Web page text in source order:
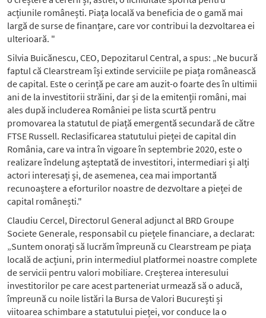
acțiunile românești. Piața locală va beneficia de o gamă mai
largă de surse de finanțare, care vor contribui la dezvoltarea ei
ulterioară. "
Silvia Buicănescu, CEO, Depozitarul Central, a spus: „Ne bucură
faptul că Clearstream își extinde serviciile pe piața românească
de capital. Este o cerință pe care am auzit-o foarte des în ultimii
ani de la investitorii străini, dar și de la emitenții români, mai
ales după includerea României pe lista scurtă pentru
promovarea la statutul de piață emergentă secundară de către
FTSE Russell. Reclasificarea statutului pieței de capital din
România, care va intra în vigoare în septembrie 2020, este o
realizare îndelung așteptată de investitori, intermediari și alți
actori interesați și, de asemenea, cea mai importantă
recunoaștere a eforturilor noastre de dezvoltare a pieței de
capital românești."
Claudiu Cercel, Directorul General adjunct al BRD Groupe
Societe Generale, responsabil cu piețele financiare, a declarat:
„Suntem onorați să lucrăm împreună cu Clearstream pe piața
locală de acțiuni, prin intermediul platformei noastre complete
de servicii pentru valori mobiliare. Creșterea interesului
investitorilor pe care acest parteneriat urmează să o aducă,
împreună cu noile listări la Bursa de Valori București și
viitoarea schimbare a statutului pieței, vor conduce la o